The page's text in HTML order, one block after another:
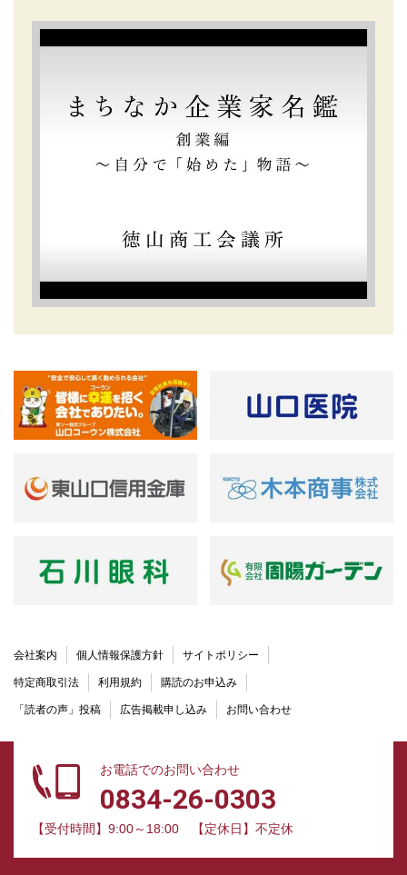
会社案内 個人情報保護方針 サイトポリシー
特定商取引法 利用規約 購読のお申込み
「読者の声」投稿 広告掲載申し込み お問い合わせ
お電話でのお問い合わせ
0834-26-0303
【受付時間】9:00～18:00 【定休日】不定休